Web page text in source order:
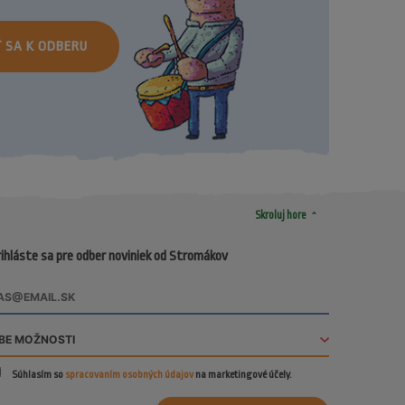
K ODBERU
Skroluj hore arrow_drop_up
sa pre odber noviniek od Stromákov
Súhlasím so spracovaním osobných údajovna marketingové účely.